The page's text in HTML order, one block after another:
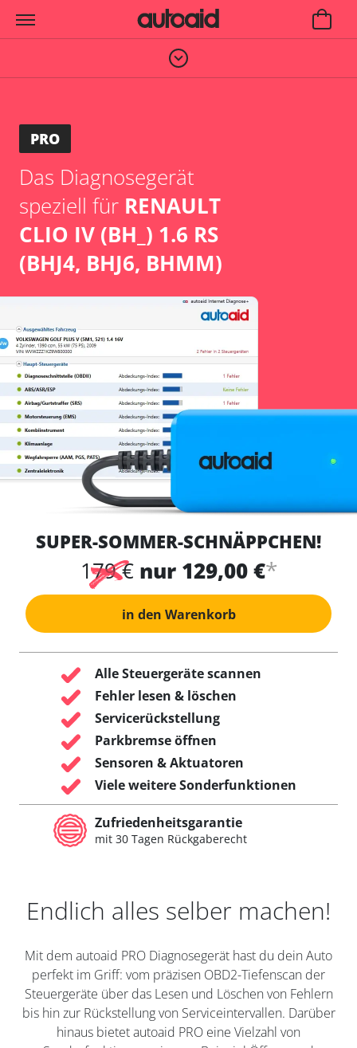
PRO
Das Diagnosegerät
speziell für RENAULT
CLIO IV (BH_) 1.6 RS
(BHJ4, BHJ6, BHMM)
SUPER-SOMMER-SCHNÄPPCHEN!
179 € nur 129,00 €*
in den Warenkorb
Alle Steuergeräte scannen
Fehler lesen & löschen
Servicerückstellung
Parkbremse öffnen
Sensoren & Aktuatoren
Viele weitere Sonderfunktionen
Zufriedenheitsgarantie
mit 30 Tagen Rückgaberecht
Endlich alles selber machen!
Mit dem autoaid PRO Diagnosegerät hast du dein Auto
perfekt im Griff: vom präzisen OBD2-Tiefenscan der
Steuergeräte über das Lesen und Löschen von Fehlern
bis hin zur Rückstellung von Serviceintervallen. Darüber
hinaus bietet autoaid PRO eine Vielzahl von